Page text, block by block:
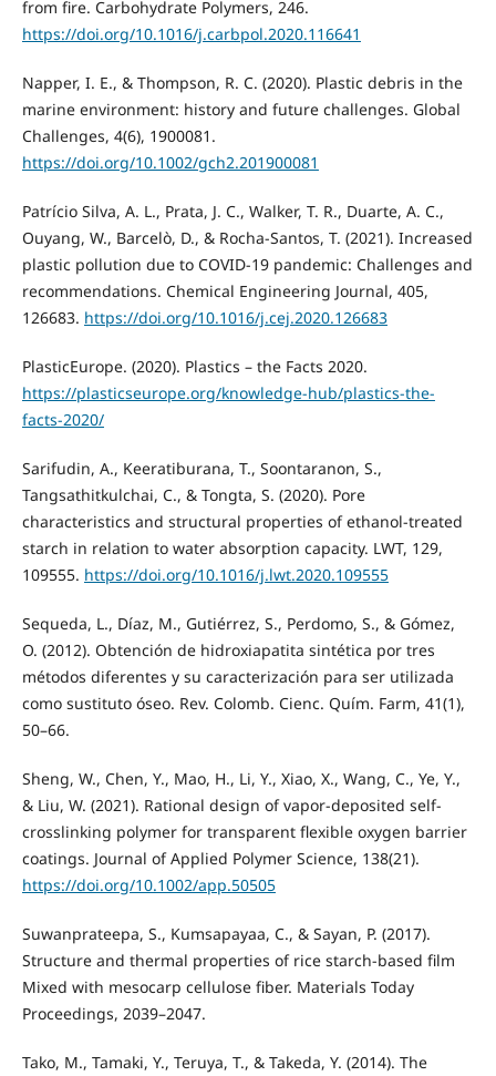
from fire. Carbohydrate Polymers, 246.
https://doi.org/10.1016/j.carbpol.2020.116641
Napper, I. E., & Thompson, R. C. (2020). Plastic debris in the
marine environment: history and future challenges. Global
Challenges, 4(6), 1900081.
https://doi.org/10.1002/gch2.201900081
Patrício Silva, A. L., Prata, J. C., Walker, T. R., Duarte, A. C.,
Ouyang, W., Barcelò, D., & Rocha-Santos, T. (2021). Increased
plastic pollution due to COVID-19 pandemic: Challenges and
recommendations. Chemical Engineering Journal, 405,
126683. https://doi.org/10.1016/j.cej.2020.126683
PlasticEurope. (2020). Plastics – the Facts 2020.
https://plasticseurope.org/knowledge-hub/plastics-the-
facts-2020/
Sarifudin, A., Keeratiburana, T., Soontaranon, S.,
Tangsathitkulchai, C., & Tongta, S. (2020). Pore
characteristics and structural properties of ethanol-treated
starch in relation to water absorption capacity. LWT, 129,
109555. https://doi.org/10.1016/j.lwt.2020.109555
Sequeda, L., Díaz, M., Gutiérrez, S., Perdomo, S., & Gómez,
O. (2012). Obtención de hidroxiapatita sintética por tres
métodos diferentes y su caracterización para ser utilizada
como sustituto óseo. Rev. Colomb. Cienc. Quím. Farm, 41(1),
50–66.
Sheng, W., Chen, Y., Mao, H., Li, Y., Xiao, X., Wang, C., Ye, Y.,
& Liu, W. (2021). Rational design of vapor-deposited self-
crosslinking polymer for transparent flexible oxygen barrier
coatings. Journal of Applied Polymer Science, 138(21).
https://doi.org/10.1002/app.50505
Suwanprateepa, S., Kumsapayaa, C., & Sayan, P. (2017).
Structure and thermal properties of rice starch-based film
Mixed with mesocarp cellulose fiber. Materials Today
Proceedings, 2039–2047.
Tako, M., Tamaki, Y., Teruya, T., & Takeda, Y. (2014). The